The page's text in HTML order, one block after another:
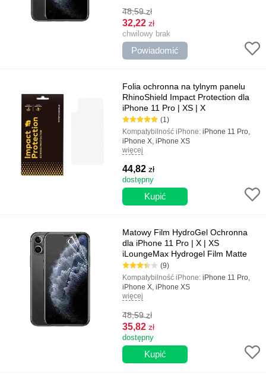
Pełny ekran
Najważniejsze cechy:
zadrapanie, Wysoka wytrzymałość i
doskonała jakość, Powłoka hydrożelowa,
Błyszcząca powierzchnia, Samoprzylepna
48,59zł
32,22zł
chwilowy brak
Powiadomić
Folia ochronna na tylnym panelu
RhinoShield Impact Protection dla
iPhone 11 Pro | XS | X
(1)
Kompatybilność iPhone:iPhone 11 Pro,
iPhone X, iPhone XS
Kolor:
Oleofobiczny
więcej
44,82zł
dostępny
Matowy Film HydroGel Ochronna
dla iPhone 11 Pro | X | XS
iLoungeMax Hydrogel Film Matte
(9)
Kompatybilność iPhone:iPhone 11 Pro,
iPhone X, iPhone XS
Kolor:
Pełny ekran
Najważniejsze cechy:
wytrzymałość i doskonała jakość, Powłoka
hydrożelowa, Powłoka matowa,
Samoprzylepna, Automatyczne
zadrapanie
więcej
48,59zł
35,82zł
dostępny